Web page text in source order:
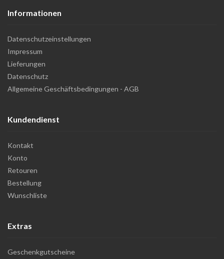
Informationen
Datenschutzeinstellungen
Impressum
Lieferungen
Datenschutz
Allgemeine Geschäftsbedingungen - AGB
Kundendienst
Kontakt
Konto
Retouren
Bestellung
Wunschliste
Extras
Geschenkgutscheine